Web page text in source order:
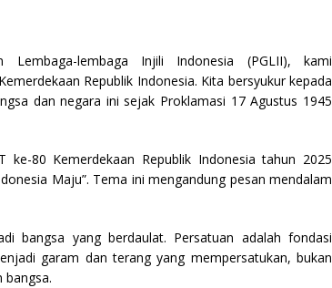
lembaga Injili Indonesia (PGLII), kami
Republik Indonesia. Kita bersyukur kepada
dan negara ini sejak Proklamasi 17 Agustus 1945
80 Kemerdekaan Republik Indonesia tahun 2025
Maju”. Tema ini mengandung pesan mendalam
bangsa yang berdaulat. Persatuan adalah fondasi
garam dan terang yang mempersatukan, bukan